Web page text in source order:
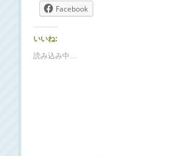
Facebook
いいね:
読み込み中…